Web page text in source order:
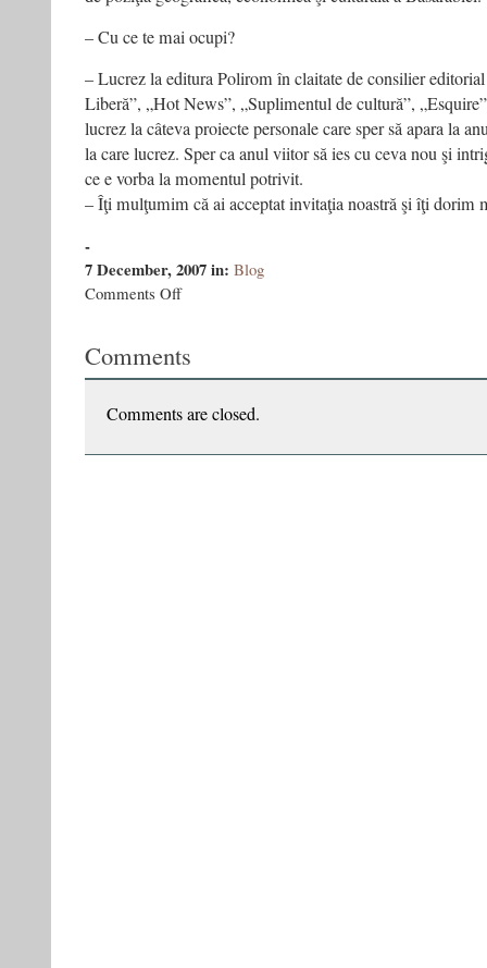
– Cu ce te mai ocupi?
– Lucrez la editura Polirom în claitate de consilier
Liberă”, „Hot News”, „Suplimentul de cultură”,
lucrez la câteva proiecte personale care sper să apara la
la care lucrez. Sper ca anul viitor să ies cu ceva nou şi
ce e vorba la momentul potrivit.
– Îţi mulţumim că ai acceptat invitaţia noastră şi îţi dorim
-
7 December, 2007in: Blog
Comments Offon
la
Comments
Comments are closed.